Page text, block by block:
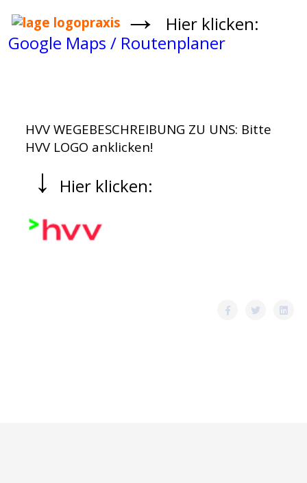
→
Hier klicken:
Google Maps / Routenplaner
HVV WEGEBESCHREIBUNG ZU UNS: Bitte
HVV LOGO anklicken!
↓ Hier klicken: